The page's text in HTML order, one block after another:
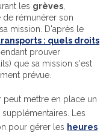
les grèves
rémunérer son
mission. D'après le
: quels droits
prouver
que sa mission s'est
prévue.
peut mettre en place un
Les
pour gérer les heures